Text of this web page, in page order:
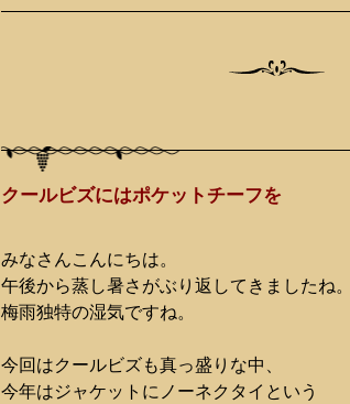
クールビズにはポケットチーフを
みなさんこんにちは。
午後から蒸し暑さがぶり返してきましたね。
梅雨独特の湿気ですね。
今回はクールビズも真っ盛りな中、
今年はジャケットにノーネクタイという